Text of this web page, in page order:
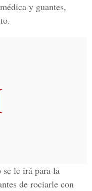
y guantes,
le irá para la
de rociarle con